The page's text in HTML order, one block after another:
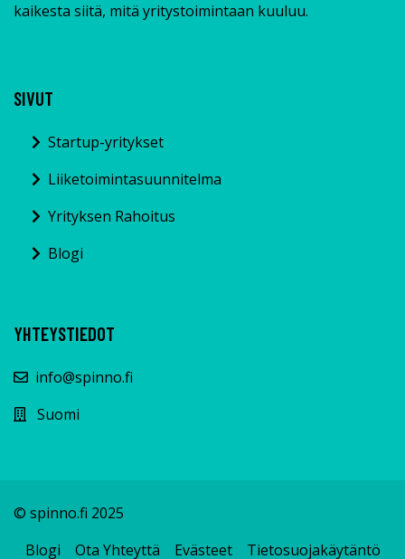
kaikesta siitä, mitä yritystoimintaan kuuluu.
SIVUT
Startup-yritykset
Liiketoimintasuunnitelma
Yrityksen Rahoitus
Blogi
YHTEYSTIEDOT
info@spinno.fi
Suomi
© spinno.fi 2025
Blogi
Ota Yhteyttä Evästeet Tietosuojakäytäntö